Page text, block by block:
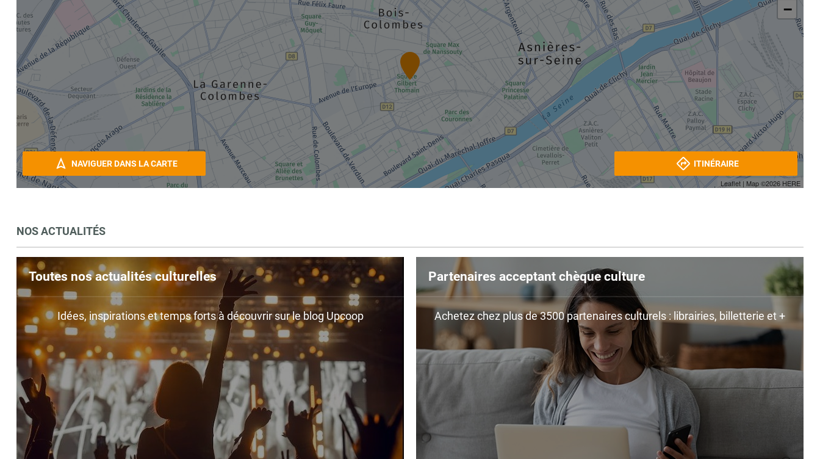
−
Leaflet | Map ©2026 HERE
NAVIGUER DANS LA CARTE ITINÉRAIRE
NOS ACTUALITÉS
Toutes nos actualités culturelles
Idées, inspirations et temps forts à découvrir sur le blog Upcoop
Partenaires acceptant chèque culture
Achetez chez plus de 3500 partenaires culturels : librairies, billetterie et +